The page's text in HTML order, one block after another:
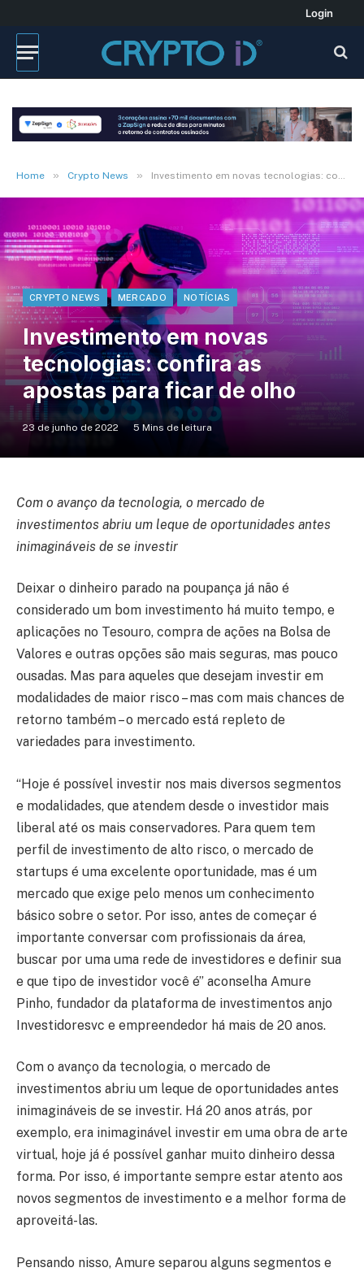
Login
Home » Crypto News » Investimento em novas tecnologias: confira as apostas para ficar de olho
CRYPTO NEWS MERCADO NOTÍCIAS
Investimento em novas
tecnologias: confira as
apostas para ficar de olho
23 de junho de 2022 5 Mins de leitura
Com o avanço da tecnologia, o mercado de
investimentos abriu um leque de oportunidades antes
inimagináveis de se investir
Deixar o dinheiro parado na poupança já não é
considerado um bom investimento há muito tempo, e
aplicações no Tesouro, compra de ações na Bolsa de
Valores e outras opções são mais seguras, mas pouco
ousadas. Mas para aqueles que desejam investir em
modalidades de maior risco – mas com mais chances de
retorno também – o mercado está repleto de
variedades para investimento.
“Hoje é possível investir nos mais diversos segmentos
e modalidades, que atendem desde o investidor mais
liberal até os mais conservadores. Para quem tem
perfil de investimento de alto risco, o mercado de
startups é uma excelente oportunidade, mas é um
mercado que exige pelo menos um conhecimento
básico sobre o setor. Por isso, antes de começar é
importante conversar com profissionais da área,
buscar por uma uma rede de investidores e definir sua
e que tipo de investidor você é” aconselha Amure
Pinho, fundador da plataforma de investimentos anjo
Investidoresvc e empreendedor há mais de 20 anos.
Com o avanço da tecnologia, o mercado de
investimentos abriu um leque de oportunidades antes
inimagináveis de se investir. Há 20 anos atrás, por
exemplo, era inimaginável investir em uma obra de arte
virtual, hoje já é possível ganhar muito dinheiro dessa
forma. Por isso, é importante sempre estar atento aos
novos segmentos de investimento e a melhor forma de
aproveitá-las.
Pensando nisso, Amure separou alguns segmentos e